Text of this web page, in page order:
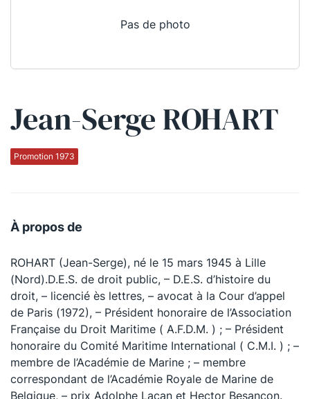
Pas de photo
Jean-Serge ROHART
Promotion 1973
À propos de
ROHART (Jean-Serge), né le 15 mars 1945 à Lille
(Nord).D.E.S. de droit public, – D.E.S. d’histoire du
droit, – licencié ès lettres, – avocat à la Cour d’appel
de Paris (1972), – Président honoraire de l’Association
Française du Droit Maritime ( A.F.D.M. ) ; – Président
honoraire du Comité Maritime International ( C.M.I. ) ; –
membre de l’Académie de Marine ; – membre
correspondant de l’Académie Royale de Marine de
Belgique, – prix Adolphe Lacan et Hector Besançon.
Qui sommes-nous ?
La Conférence
La Conférence
Le Concours de la Conférence
La Conférence Berryer
La Petite Conférence